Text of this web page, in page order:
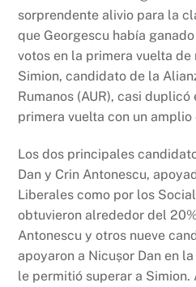
sorprendente alivio para la
que Georgescu había
votos en la primera vuelta de
Simion, candidato de la
Rumanos (AUR), casi
primera vuelta con un amplio
Los dos principales
Dan y Crin Antonescu,
Liberales como por los
obtuvieron alrededor del
Antonescu y otros nueve
apoyaron a Nicușor Dan en
le permitió superar a Simion.